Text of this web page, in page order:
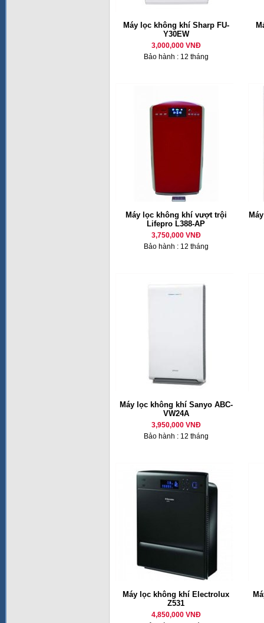
Máy lọc không khí Sharp FU-
Y30EW
3,000,000 VNĐ
Bảo hành : 12 tháng
Máy lọc không khí vượt trội
Lifepro L388-AP
3,750,000 VNĐ
Bảo hành : 12 tháng
Máy lọc không khí Sanyo ABC-
VW24A
3,950,000 VNĐ
Bảo hành : 12 tháng
Máy lọc không khí Electrolux
Z531
4,850,000 VNĐ